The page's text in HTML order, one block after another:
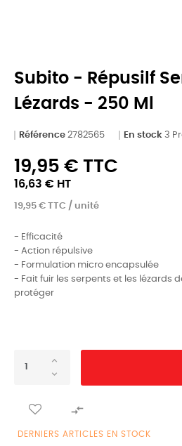
Subito - Répusilf
Lézards - 250 Ml
Référence 2782565 En stock 3
19,95 € TTC
16,63 € HT
19,95 € TTC / unité
- Efficacité
- Action répulsive
- Formulation micro encapsulée
- Fait fuir les serpents et les lézards
protéger

DERNIERS ARTICLES EN STOCK